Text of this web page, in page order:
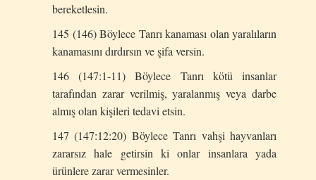
bereketlesin.
145 (146) Böylece Tanrı kanaması olan yaralıların
kanamasını dırdırsın ve şifa versin.
146 (147:1-11) Böylece Tanrı kötü insanlar
tarafından zarar verilmiş, yaralanmış veya darbe
almış olan kişileri tedavi etsin.
147 (147:12:20) Böylece Tanrı vahşi hayvanları
zararsız hale getirsin ki onlar insanlara yada
ürünlere zarar vermesinler.